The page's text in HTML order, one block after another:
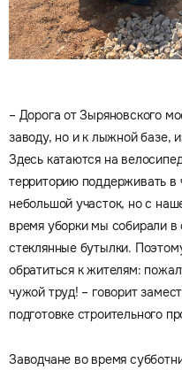
– Дорога от Зыряновского
заводу, но и к лыжной базе,
Здесь катаются на
территорию поддерживать в
небольшой участок, но с
время уборки мы собирали
стеклянные бутылки.
обратиться к жителям:
чужой труд! – говорит
подготовке строительного
Заводчане во время